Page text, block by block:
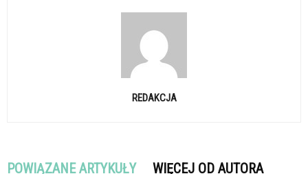
REDAKCJA
POWIĄZANE ARTYKUŁY WIĘCEJ OD AUTORA